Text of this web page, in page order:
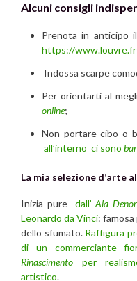
Alcuni consigli
Prenota in anticipo
https://www.louvre.fr
Indossa scarpe
Per orientarti al
online;
Non portare cibo o
all’interno ci sono bar
La mia selezione d’arte al
Inizia pure dall’Ala
Leonardo da Vinci:
dello sfumato. Raffigura
di un commerciante
Rinascimento per
artistico.